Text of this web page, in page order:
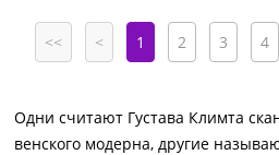
<< < 1 2 3 4
Одни считают Густава Климта
венского модерна, другие